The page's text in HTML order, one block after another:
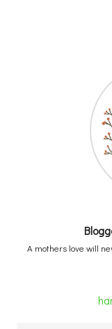
A mothers love will